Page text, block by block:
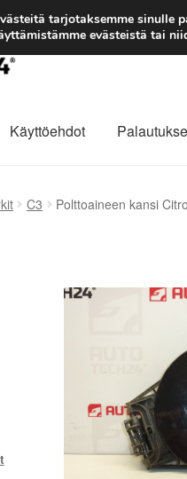
Käyttöehdot
C3 Polttoaineen kansi
tarjotaksemme sinulle
evästeistä tai